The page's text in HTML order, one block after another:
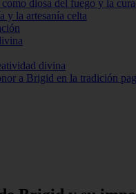
diosa del fuego y la
y la artesanía celta
divina
a Brigid en la tradición